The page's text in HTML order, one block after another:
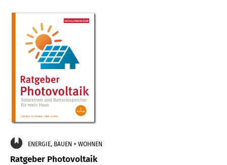
ENERGIE, BAUEN + WOHNEN
Ratgeber Photovoltaik